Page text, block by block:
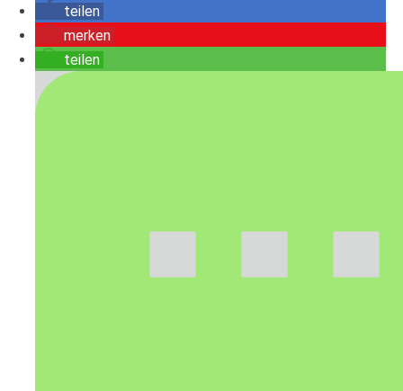
teilen
merken
teilen